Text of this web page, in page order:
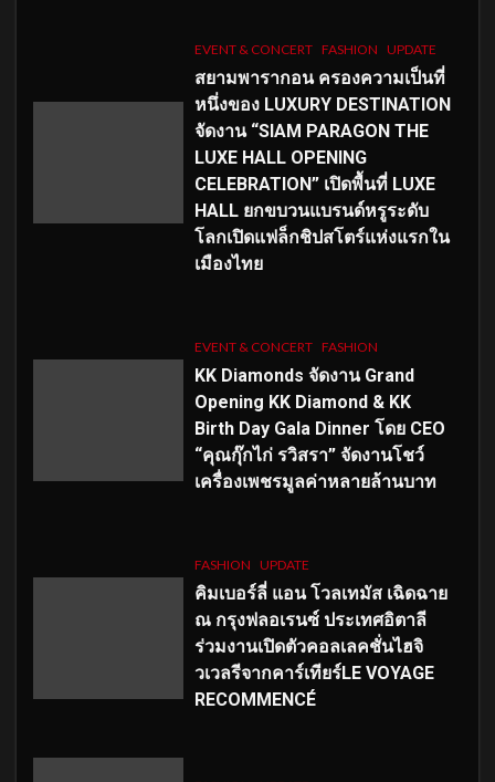
EVENT & CONCERT FASHION UPDATE
สยามพารากอน ครองความเป็นที่
หนึ่งของ LUXURY DESTINATION
จัดงาน “SIAM PARAGON THE
LUXE HALL OPENING
CELEBRATION” เปิดพื้นที่ LUXE
HALL ยกขบวนแบรนด์หรูระดับ
โลกเปิดแฟล็กชิปสโตร์แห่งแรกใน
เมืองไทย
EVENT & CONCERT FASHION
KK Diamonds จัดงาน Grand
Opening KK Diamond & KK
Birth Day Gala Dinner โดย CEO
“คุณกุ๊กไก่ รวิสรา” จัดงานโชว์
เครื่องเพชรมูลค่าหลายล้านบาท
FASHION UPDATE
คิมเบอร์ลี่ แอน โวลเทมัส เฉิดฉาย
ณ กรุงฟลอเรนซ์ ประเทศอิตาลี
ร่วมงานเปิดตัวคอลเลคชั่นไฮจิ
วเวลรีจากคาร์เทียร์LE VOYAGE
RECOMMENCÉ